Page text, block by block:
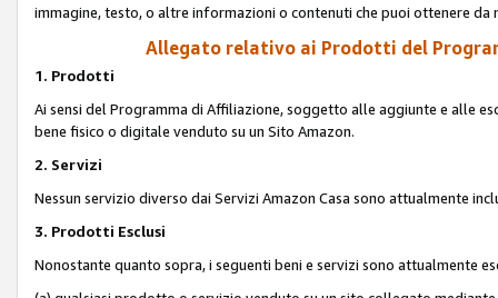
immagine, testo, o altre informazioni o contenuti che puoi ottenere da
Allegato relativo ai Prodotti del
1. Prodotti
Ai sensi del Programma di Affiliazione, soggetto alle aggiunte e alle
bene fisico o digitale venduto su un Sito Amazon.
2. Servizi
Nessun servizio diverso dai Servizi Amazon Casa sono attualmente
3. Prodotti Esclusi
Nonostante quanto sopra, i seguenti beni e servizi sono attualmente